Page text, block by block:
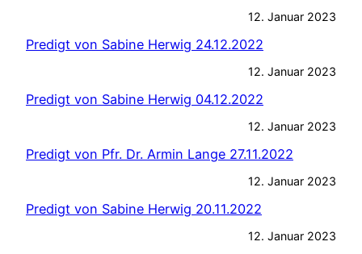
12. Januar 2023
Predigt von Sabine Herwig 24.12.2022
12. Januar 2023
Predigt von Sabine Herwig 04.12.2022
12. Januar 2023
Predigt von Pfr. Dr. Armin Lange 27.11.2022
12. Januar 2023
Predigt von Sabine Herwig 20.11.2022
12. Januar 2023